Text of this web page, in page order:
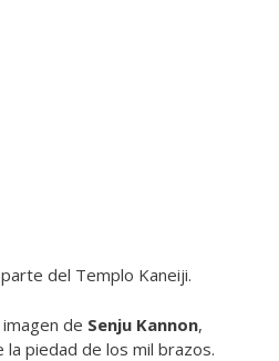
del Templo Kaneiji.
de Senju Kannon,
la piedad de los mil brazos.